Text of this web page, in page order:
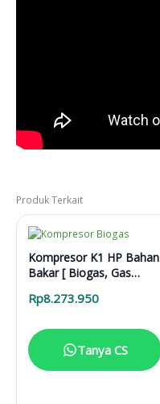
Produk Terkait
Kompresor K1 HP Bahan
Bakar [ Biogas, Gas
Rp8.273.950
Tanya CS